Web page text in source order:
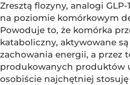
Zresztą flozyny, analogi GLP-
na poziomie komórkowym
Powoduje to, że komórka
kataboliczny, aktywowane
zachowania energii, a przez
produkowanych produktów
osobiście najchętniej